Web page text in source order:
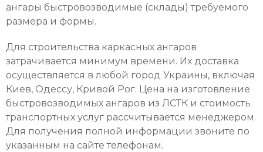
ангары быстровозводимые (склады) требуемого
размера и формы.
Для строительства каркасных ангаров
затрачивается минимум времени. Их доставка
осуществляется в любой город Украины, включая
Киев, Одессу, Кривой Рог. Цена на изготовление
быстровозводимых ангаров из ЛСТК и стоимость
транспортных услуг рассчитывается менеджером.
Для получения полной информации звоните по
указанным на сайте телефонам.